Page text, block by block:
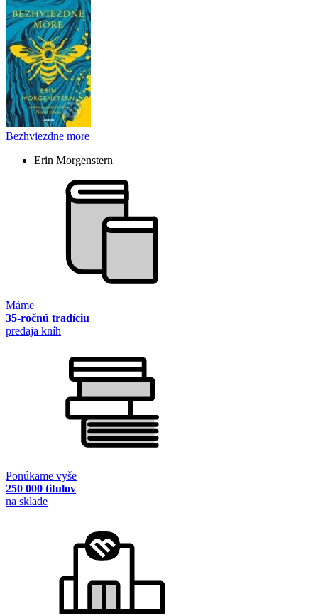
Bezhviezdne more
Erin Morgenstern
Máme
35-ročnú tradíciu
predaja kníh
Ponúkame vyše
250 000 titulov
na sklade